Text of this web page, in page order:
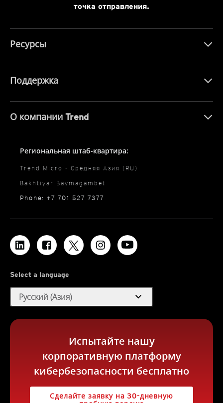
точка отправления.
Ресурсы
Поддержка
О компании Trend
Региональная штаб-квартира:
Trend Micro - Средняя Азия (RU)
Bakhtiyar Baymagambet
Phone: +7 701 527 7377
Select a language
Русский (Азия) expand_more
Испытайте нашу
корпоративную платформу
кибербезопасности бесплатно
Сделайте заявку на 30-дневную